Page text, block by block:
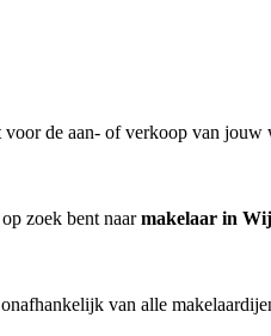
voor de aan- of verkoop van
zoek bent naarmakelaar in
van alle